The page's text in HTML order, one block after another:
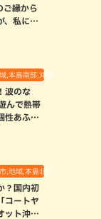
縁から
、私にと
,本島南部,沖縄の海,自然
波のな
んで熱帯
性あふれ
,地域,本島北部
？国内初
コートヤ
ット沖縄